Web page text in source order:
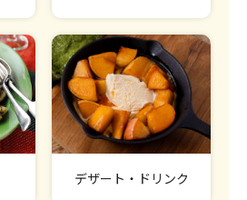
デザート・ドリンク